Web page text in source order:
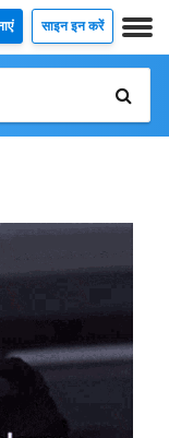
साइन इन करें